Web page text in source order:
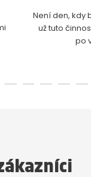
Není den, kdy
už tuto
po